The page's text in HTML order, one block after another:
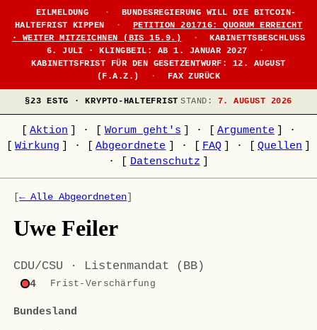
EILMELDUNG ·
BUNDESREGIERUNG WILL DIE BITCOIN-
HALTEFRIST KIPPEN
·
PETITION 201716: QUORUM ERREICHT
· WEITER MITZEICHNEN (BIS 15.9.)
·
KABINETTSBESCHLUSS
6. JULI · KLINGBEIL: AB 1. JANUAR 2027
·
KABINETTSFRIST FÜR DEN GESETZENTWURF: 12. AUGUST
(F.A.Z.)
· FAX ZURÜCK
§23 ESTG · KRYPTO-HALTEFRIST STAND: 7. AUGUST 2026
Aktion · Worum geht's · Argumente
·
Wirkung · Abgeordnete · FAQ · Quellen
·
Datenschutz
[← Alle Abgeordneten]
Uwe Feiler
CDU/CSU · Listenmandat (BB)
4 Frist-Verschärfung
Bundesland